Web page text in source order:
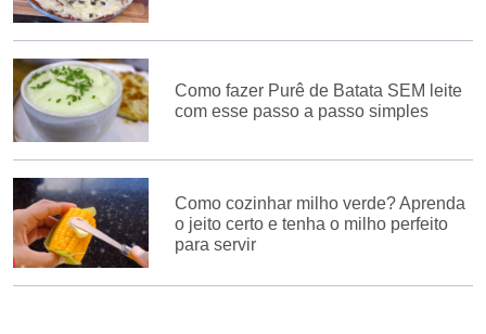
Como fazer Purê de Batata SEM leite
com esse passo a passo simples
Como cozinhar milho verde? Aprenda
o jeito certo e tenha o milho perfeito
para servir